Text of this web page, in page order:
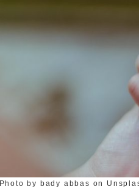
Photo by bady abbas on